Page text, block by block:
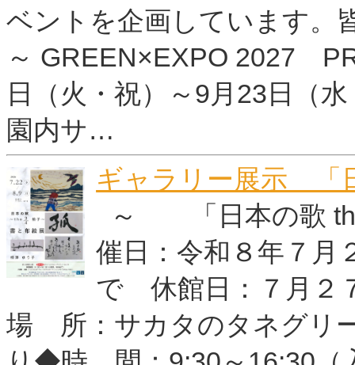
ベントを企画しています。
～ GREEN×EXPO 2027
日（火・祝）～9月23日（
園内サ…
ギャラリー展示 「
～ 「日本の歌
催日：令和８年７月
で 休館日：７月２
場 所：サカタのタネグリ